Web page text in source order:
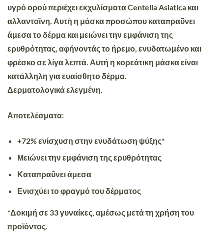
υγρό ορού περιέχει εκχυλίσματα Centella Asiatica και
αλλαντοΐνη. Αυτή η μάσκα προσώπου καταπραΰνει
άμεσα το δέρμα και μειώνει την εμφάνιση της
ερυθρότητας, αφήνοντάς το ήρεμο, ενυδατωμένο και
φρέσκο ​​σε λίγα λεπτά. Αυτή η κορεάτικη μάσκα είναι
κατάλληλη για ευαίσθητο δέρμα.
Δερματολογικά ελεγμένη.
Αποτελέσματα:
+72% ενίσχυση στην ενυδάτωση ψύξης*
Μειώνει την εμφάνιση της ερυθρότητας
Καταπραΰνει άμεσα
Ενισχύει το φραγμό του δέρματος
*Δοκιμή σε 33 γυναίκες, αμέσως μετά τη χρήση του
προϊόντος.